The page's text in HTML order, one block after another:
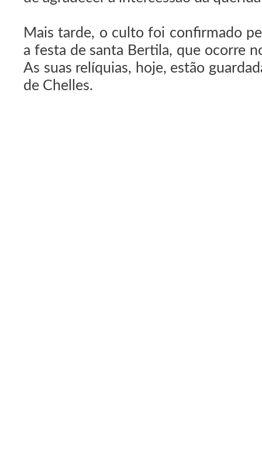
Mais tarde, o culto foi confirmado
a festa de santa Bertila, que ocorre
As suas relíquias, hoje, estão
de Chelles.